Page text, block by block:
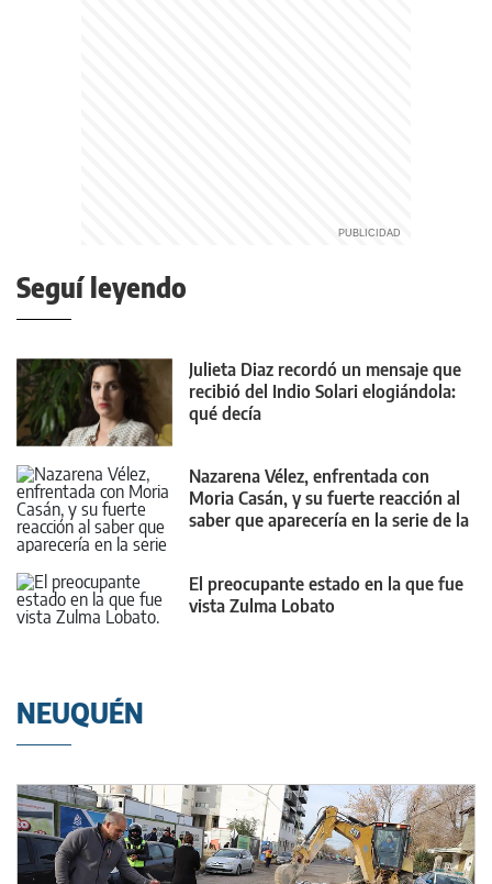
Seguí leyendo
Julieta Diaz recordó un mensaje que
recibió del Indio Solari elogiándola:
qué decía
Nazarena Vélez, enfrentada con
Moria Casán, y su fuerte reacción al
saber que aparecería en la serie de la
El preocupante estado en la que fue
vista Zulma Lobato
NEUQUÉN